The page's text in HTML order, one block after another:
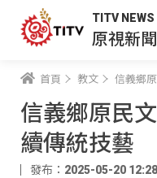
TITV NEWS
原視新
首頁 教文 信義鄉
信義鄉原民
續傳統技藝
發布：2025-05-20 12:28